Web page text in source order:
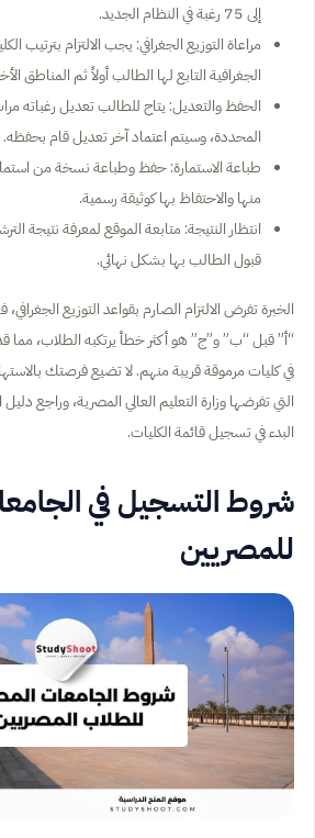
إلى 75 رغبة في النظام الجديد.
مراعاة التوزيع الجغرافي: يجب الالتزام بترتيب
الجغرافية التابع لها الطالب أولاً ثم المناطق
الحفظ والتعديل: يتاح للطالب تعديل رغباته
المحددة، وسيتم اعتماد آخر تعديل قام بحفظه.
طباعة الاستمارة: حفظ وطباعة نسخة من
منها والاحتفاظ بها كوثيقة رسمية.
انتظار النتيجة: متابعة الموقع لمعرفة نتيجة
قبول الطالب بها بشكل نهائي.
الخبرة تفرض الالتزام الصارم بقواعد التوزيع
“أ” قبل “ب” و”ج” هو أكثر خطأ يرتكبه الطلاب،
في كليات مرموقة قريبة منهم. لا تضيع فرصتك
التي تفرضها وزارة التعليم العالي المصرية، وراجع
البدء في تسجيل قائمة الكليات.
شروط التسجيل في
للمصريين